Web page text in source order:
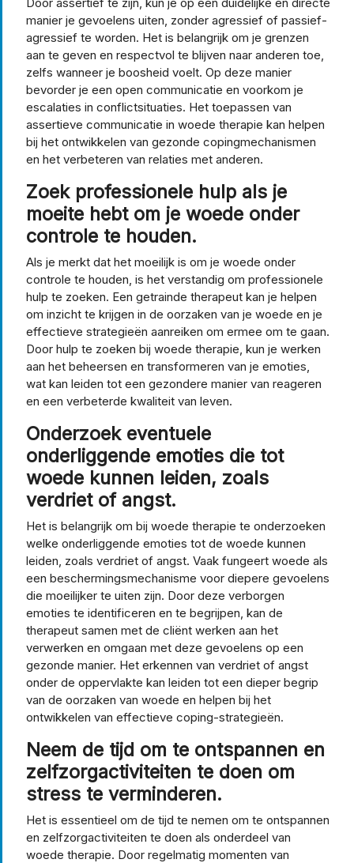
manier je gevoelens uiten, zonder agressief of passief-
agressief te worden. Het is belangrijk om je grenzen
aan te geven en respectvol te blijven naar anderen toe,
zelfs wanneer je boosheid voelt. Op deze manier
bevorder je een open communicatie en voorkom je
escalaties in conflictsituaties. Het toepassen van
assertieve communicatie in woede therapie kan helpen
bij het ontwikkelen van gezonde copingmechanismen
en het verbeteren van relaties met anderen.
Zoek professionele hulp als je
moeite hebt om je woede onder
controle te houden.
Als je merkt dat het moeilijk is om je woede onder
controle te houden, is het verstandig om professionele
hulp te zoeken. Een getrainde therapeut kan je helpen
om inzicht te krijgen in de oorzaken van je woede en je
effectieve strategieën aanreiken om ermee om te gaan.
Door hulp te zoeken bij woede therapie, kun je werken
aan het beheersen en transformeren van je emoties,
wat kan leiden tot een gezondere manier van reageren
en een verbeterde kwaliteit van leven.
Onderzoek eventuele
onderliggende emoties die tot
woede kunnen leiden, zoals
verdriet of angst.
Het is belangrijk om bij woede therapie te onderzoeken
welke onderliggende emoties tot de woede kunnen
leiden, zoals verdriet of angst. Vaak fungeert woede als
een beschermingsmechanisme voor diepere gevoelens
die moeilijker te uiten zijn. Door deze verborgen
emoties te identificeren en te begrijpen, kan de
therapeut samen met de cliënt werken aan het
verwerken en omgaan met deze gevoelens op een
gezonde manier. Het erkennen van verdriet of angst
onder de oppervlakte kan leiden tot een dieper begrip
van de oorzaken van woede en helpen bij het
ontwikkelen van effectieve coping-strategieën.
Neem de tijd om te ontspannen en
zelfzorgactiviteiten te doen om
stress te verminderen.
Het is essentieel om de tijd te nemen om te ontspannen
en zelfzorgactiviteiten te doen als onderdeel van
woede therapie. Door regelmatig momenten van